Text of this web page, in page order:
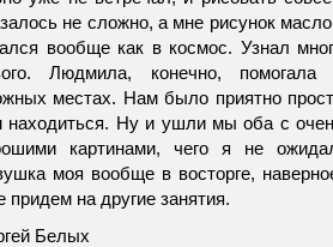
не сложно, а мне рисунок
вообще как в космос. Узнал
Людмила, конечно, помогала
местах. Нам было приятно
находиться. Ну и ушли мы оба с
картинами, чего я не
моя вообще в восторге,
придем на другие занятия.
Белых